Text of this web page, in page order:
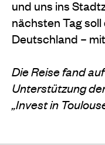
und uns ins
nächsten Tag
Deutschland –
Die Reise fand
Unterstützung
„Invest in